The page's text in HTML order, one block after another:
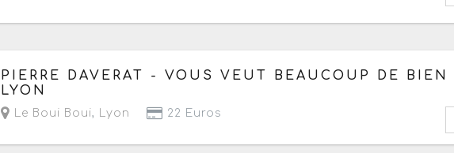
Du lundi 11 mai au lundi 28 décembre 2026 - Prochaine date le lundi 10
PIERRE DAVERAT - VOUS VEUT BEAUCOUP DE
LYON
Le Boui Boui, Lyon 22 Euros